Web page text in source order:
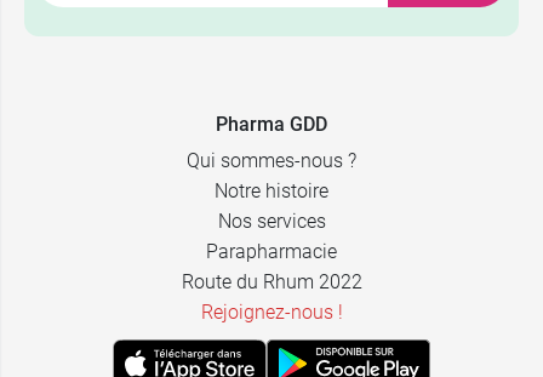
Pharma GDD
Qui sommes-nous ?
Notre histoire
Nos services
Parapharmacie
Route du Rhum 2022
Rejoignez-nous !